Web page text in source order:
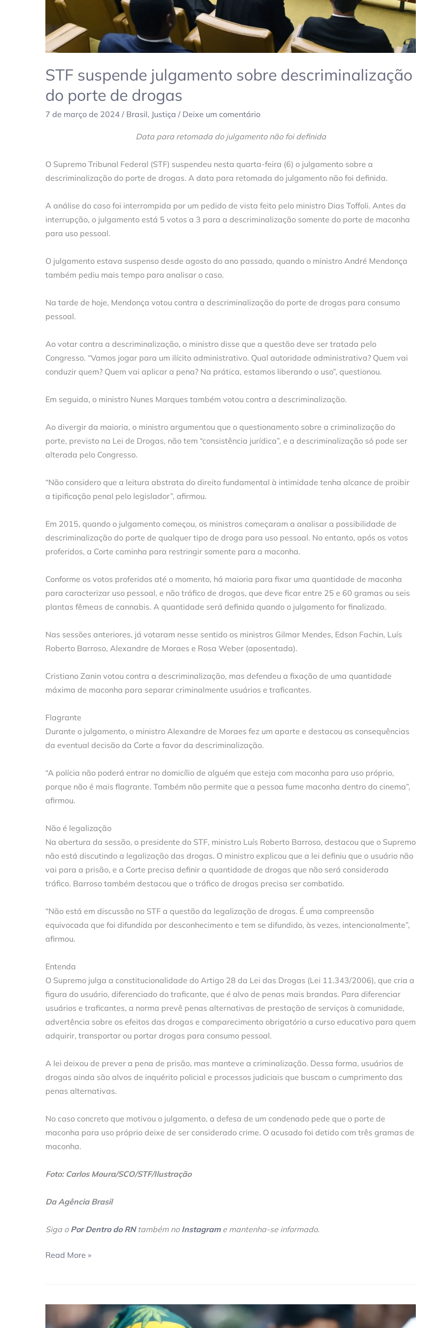
STF suspende julgamento sobre descriminalização
do porte de drogas
7 de março de 2024 / Brasil, Justiça / Deixe um comentário
Data para retomada do julgamento não foi definida
O Supremo Tribunal Federal (STF) suspendeu nesta quarta-feira (6) o julgamento sobre a
descriminalização do porte de drogas. A data para retomada do julgamento não foi definida.
A análise do caso foi interrompida por um pedido de vista feito pelo ministro Dias Toffoli. Antes da
interrupção, o julgamento está 5 votos a 3 para a descriminalização somente do porte de maconha
para uso pessoal.
O julgamento estava suspenso desde agosto do ano passado, quando o ministro André Mendonça
também pediu mais tempo para analisar o caso.
Na tarde de hoje, Mendonça votou contra a descriminalização do porte de drogas para consumo
pessoal.
Ao votar contra a descriminalização, o ministro disse que a questão deve ser tratada pelo
Congresso. “Vamos jogar para um ilícito administrativo. Qual autoridade administrativa? Quem vai
conduzir quem? Quem vai aplicar a pena? Na prática, estamos liberando o uso”, questionou.
Em seguida, o ministro Nunes Marques também votou contra a descriminalização.
Ao divergir da maioria, o ministro argumentou que o questionamento sobre a criminalização do
porte, previsto na Lei de Drogas, não tem “consistência jurídica”, e a descriminalização só pode ser
alterada pelo Congresso.
“Não considero que a leitura abstrata do direito fundamental à intimidade tenha alcance de proibir
a tipificação penal pelo legislador”, afirmou.
Em 2015, quando o julgamento começou, os ministros começaram a analisar a possibilidade de
descriminalização do porte de qualquer tipo de droga para uso pessoal. No entanto, após os votos
proferidos, a Corte caminha para restringir somente para a maconha.
Conforme os votos proferidos até o momento, há maioria para fixar uma quantidade de maconha
para caracterizar uso pessoal, e não tráfico de drogas, que deve ficar entre 25 e 60 gramas ou seis
plantas fêmeas de cannabis. A quantidade será definida quando o julgamento for finalizado.
Nas sessões anteriores, já votaram nesse sentido os ministros Gilmar Mendes, Edson Fachin, Luís
Roberto Barroso, Alexandre de Moraes e Rosa Weber (aposentada).
Cristiano Zanin votou contra a descriminalização, mas defendeu a fixação de uma quantidade
máxima de maconha para separar criminalmente usuários e traficantes.
Flagrante
Durante o julgamento, o ministro Alexandre de Moraes fez um aparte e destacou as consequências
da eventual decisão da Corte a favor da descriminalização.
“A polícia não poderá entrar no domicílio de alguém que esteja com maconha para uso próprio,
porque não é mais flagrante. Também não permite que a pessoa fume maconha dentro do cinema”,
afirmou.
Não é legalização
Na abertura da sessão, o presidente do STF, ministro Luís Roberto Barroso, destacou que o Supremo
não está discutindo a legalização das drogas. O ministro explicou que a lei definiu que o usuário não
vai para a prisão, e a Corte precisa definir a quantidade de drogas que não será considerada
tráfico. Barroso também destacou que o tráfico de drogas precisa ser combatido.
“Não está em discussão no STF a questão da legalização de drogas. É uma compreensão
equivocada que foi difundida por desconhecimento e tem se difundido, às vezes, intencionalmente”,
afirmou.
Entenda
O Supremo julga a constitucionalidade do Artigo 28 da Lei das Drogas (Lei 11.343/2006), que cria a
figura do usuário, diferenciado do traficante, que é alvo de penas mais brandas. Para diferenciar
usuários e traficantes, a norma prevê penas alternativas de prestação de serviços à comunidade,
advertência sobre os efeitos das drogas e comparecimento obrigatório a curso educativo para quem
adquirir, transportar ou portar drogas para consumo pessoal.
A lei deixou de prever a pena de prisão, mas manteve a criminalização. Dessa forma, usuários de
drogas ainda são alvos de inquérito policial e processos judiciais que buscam o cumprimento das
penas alternativas.
No caso concreto que motivou o julgamento, a defesa de um condenado pede que o porte de
maconha para uso próprio deixe de ser considerado crime. O acusado foi detido com três gramas de
maconha.
Foto: Carlos Moura/SCO/STF/Ilustração
Da Agência Brasil
Siga o Por Dentro do RNtambém no Instagrame mantenha-se informado.
Read More »
como